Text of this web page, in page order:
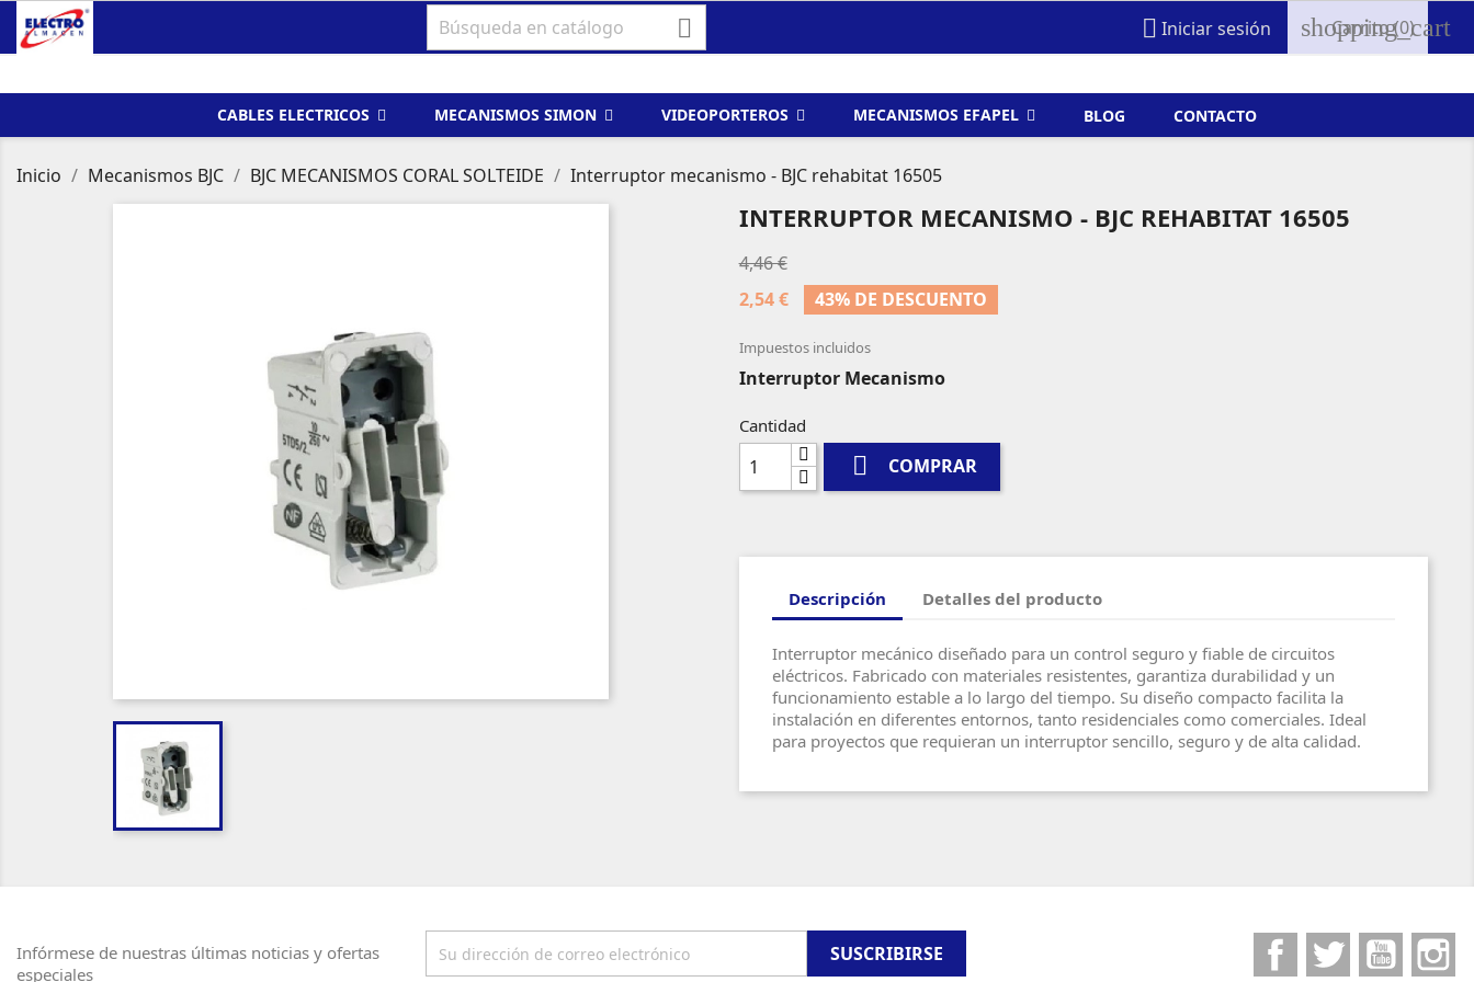
  Iniciar sesión shopping_cart
Carrito(0)
CABLES ELECTRICOS MECANISMOS SIMON VIDEOPORTEROS MECANISMOS EFAPEL BLOG CONTACTO
Inicio Mecanismos BJC BJC MECANISMOS CORAL SOLTEIDE Interruptor mecanismo - BJC rehabitat 16505
INTERRUPTOR MECANISMO - BJC REHABITAT 16505
4,46 €
2,54 €
43% DE DESCUENTO
Impuestos incluidos
Interruptor Mecanismo
Cantidad
 COMPRAR
Descripción Detalles del producto
Interruptor mecánico diseñado para un control seguro y fiable de circuitos
eléctricos. Fabricado con materiales resistentes, garantiza durabilidad y un
funcionamiento estable a lo largo del tiempo. Su diseño compacto facilita la
instalación en diferentes entornos, tanto residenciales como comerciales. Ideal
para proyectos que requieran un interruptor sencillo, seguro y de alta calidad.
Infórmese de nuestras últimas noticias y ofertas
especiales
FacebookTwitter YouTube